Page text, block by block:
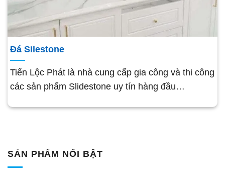
Đá Silestone
Tiến Lộc Phát là nhà cung cấp gia công và thi công
các sản phẩm Slidestone uy tín hàng đầu…
SẢN PHẨM NỔI BẬT